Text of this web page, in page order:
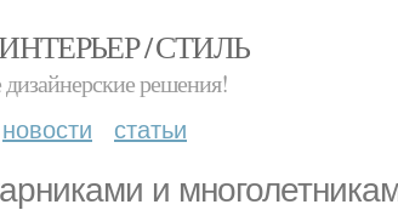
/ СТИЛЬ
дизайнерские решения!
новости статьи
и